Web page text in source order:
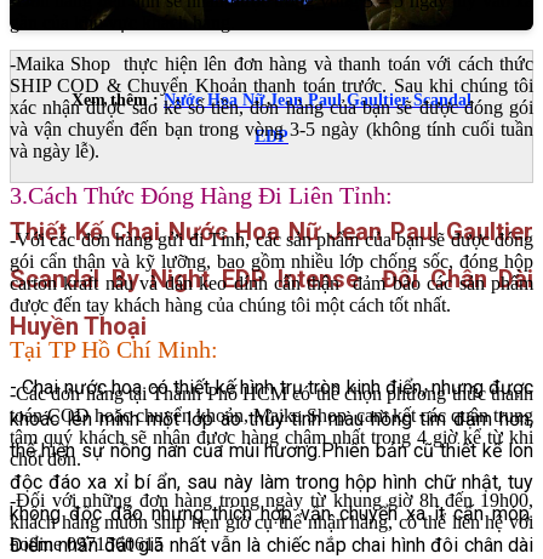
Xem thêm :Nước Hoa Nữ Jean Paul Gaultier Scandal
EDP
Thiết Kế Chai Nước Hoa Nữ Jean Paul Gaultier
Scandal By Night EDP IntenseĐôi Chân Dài
Huyền Thoại
- Chai nước hoa có thiết kế hình trụ tròn kinh điển, nhưng được
khoác lên mình một lớp áo thủy tinh màu hồng tím đậm hơn,
thể hiện sự nồng nàn của mùi hương.Phiên bản cũ thiết kế lon
độc đáo xa xỉ bí ẩn, sau này làm trong hộp hình chữ nhật, tuy
không độc đáo nhưng thích hợp vận chuyển xa ít cấn móp.
Điểm nhấn đắt giá nhất vẫn là chiếc nắp chai hình đôi chân dài
gần của khu vực khách hàng.
-Maika Shop thực hiện lên đơn hàng và thanh toán với cách thức
SHIP COD & Chuyển Khoản thanh toán trước. Sau khi chúng tôi
xác nhận được sao kê số tiền, đơn hàng của bạn sẽ được đóng gói
và vận chuyển đến bạn trong vòng 3-5 ngày (không tính cuối tuần
và ngày lễ).
3.Cách Thức Đóng Hàng Đi Liên Tỉnh:
-Với các đơn hàng gửi đi Tỉnh, các sản phẩm của bạn sẽ được đóng
gói cẩn thận và kỹ lưỡng, bao gồm nhiều lớp chống sốc, đóng hộp
carton kraft nâu và dán keo dính cẩn thận đảm bảo các sản phẩm
được đến tay khách hàng của chúng tôi một cách tốt nhất.
Tại TP Hồ Chí Minh:
-Các đơn hàng tại Thành Phố HCM có thể chọn phương thức thanh
toán COD hoặc chuyển khoản, Maika Shop cam kết các quận trung
tâm quý khách sẽ nhận được hàng chậm nhất trong 4 giờ kể từ khi
chốt đơn.
-Đối với những đơn hàng trong ngày từ khung giờ 8h đến 19h00,
khách hàng muốn ship hẹn giờ cụ thể nhận hàng, có thể liên hệ với
hotline 0971560615